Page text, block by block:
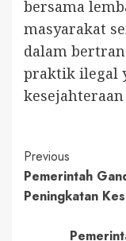
bersama
masyarakat
dalam
praktik ilegal
Continue
Reading
Previous
Pemerintah
Peningkatan